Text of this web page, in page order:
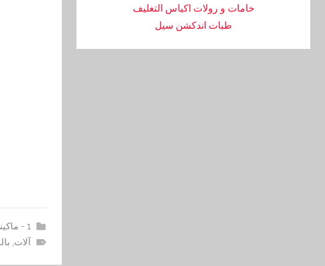
1 - ماكينات تغليف بالفاكيوم
آلات,
خامات و رولات اكياس التغليف
طبات اندكشن سيل